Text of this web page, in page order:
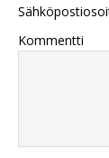
Kommentti